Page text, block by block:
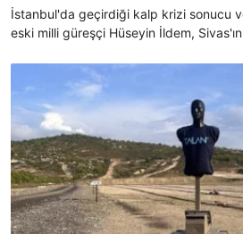
İstanbul'da geçirdiği kalp krizi sonucu
eski milli güreşçi Hüseyin İldem,